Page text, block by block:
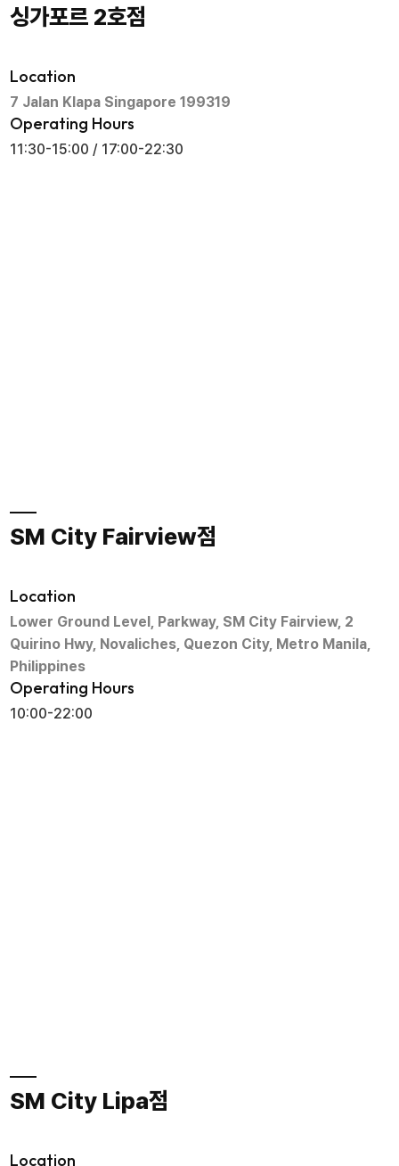
싱가포르 2호점
Location
7 Jalan Klapa Singapore 199319
Operating Hours
11:30-15:00 / 17:00-22:30
SM City Fairview점
Location
Lower Ground Level, Parkway, SM City Fairview, 2
Quirino Hwy, Novaliches, Quezon City, Metro Manila,
Philippines
Operating Hours
10:00-22:00
SM City Lipa점
Location